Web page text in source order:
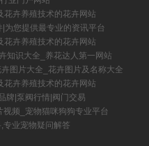
花卉养殖技术的花卉网站
为您提供最专业的资讯平台
花卉养殖技术的花卉网站
知识大全_养花达人第一网站
图片大全_花卉图片及名称大全
花卉养殖技术的花卉网站
牌|泵阀行情|阀门交易
视频_宠物猫咪狗狗专业平台
专业宠物疑问解答